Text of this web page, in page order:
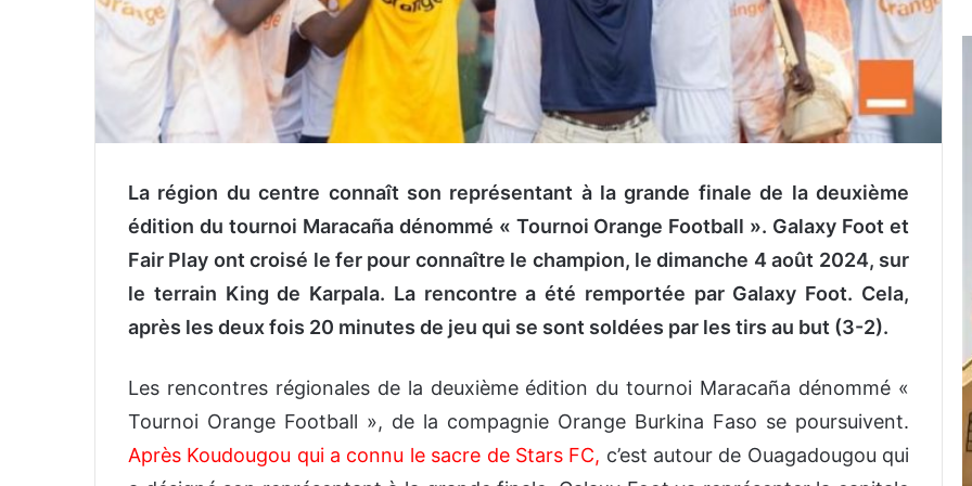
La région du centre connaît son représentant à la grande finale de la deuxième
édition du tournoi Maracaña dénommé « Tournoi Orange Football ». Galaxy Foot et
Fair Play ont croisé le fer pour connaître le champion, le dimanche 4 août 2024, sur
le terrain King de Karpala. La rencontre a été remportée par Galaxy Foot. Cela,
après les deux fois 20 minutes de jeu qui se sont soldées par les tirs au but (3-2).
Les rencontres régionales de la deuxième édition du tournoi Maracaña dénommé «
Tournoi Orange Football », de la compagnie Orange Burkina Faso se poursuivent.
Après Koudougou qui a connu le sacre de Stars FC, c’est autour de Ouagadougou qui